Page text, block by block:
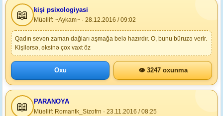
📖 kişi psixologiyasi
Müəllif: ~Aykam~ · 28.12.2016 / 09:02
Qadın sevən zaman dağları aşmağa belə hazırdır. O, bunu büruzə verir.
Kişilərsə, əksinə çox vaxt öz
Oxu 👁 3247 oxunma
📖 PARANOYA
Müəllif: Romantk_Sizofrn · 23.11.2016 / 08:25